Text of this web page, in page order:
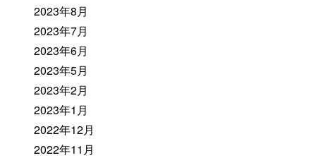
2023年8月
2023年7月
2023年6月
2023年5月
2023年2月
2023年1月
2022年12月
2022年11月